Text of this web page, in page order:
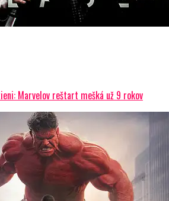
Marvelov reštart mešká už 9 rokov